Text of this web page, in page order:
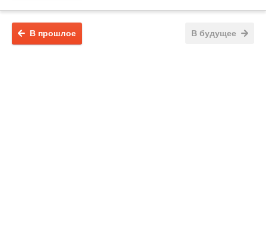
В будущее
В прошлое